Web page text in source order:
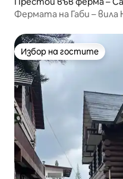
Фермата на Габи – вила
Избор на гостите
Избор на гостите